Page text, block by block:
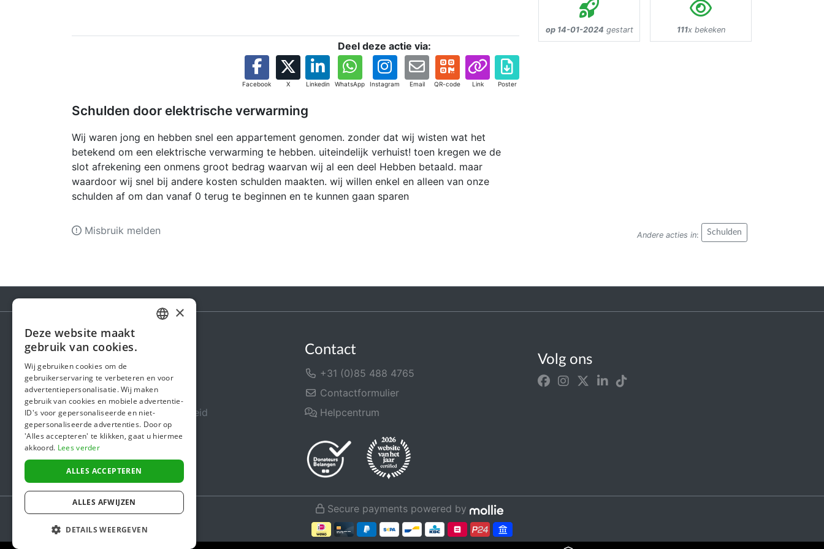
Deel deze actie via:
Facebook X Linkedin WhatsApp Instagram Email QR-code Link Poster
Schulden door elektrische verwarming
Wij waren jong en hebben snel een appartement genomen. zonder dat wij wisten wat het
betekend om een elektrische verwarming te hebben. uiteindelijk verhuist! toen kregen we de
slot afrekening een onmens groot bedrag waarvan wij al een deel Hebben betaald. maar
waardoor wij snel bij andere kosten schulden maakten. wij willen enkel en alleen van onze
schulden af om dan vanaf 0 terug te beginnen en te kunnen gaan sparen
op 14-01-2024 gestart 111x bekeken
Andere acties in: Schulden
Misbruik melden
Steunactie
Over ons
In de media
Veiligheid & Betrouwbaarheid
Algemene voorwaarden
Privacybeleid
Cookiebeleid
Contact
+31 (0)85 488 4765
Contactformulier
Helpcentrum
Volg ons
Secure payments powered by
ENGLISH
×
Deze website maakt
gebruik van cookies.
Wij gebruiken cookies om de
gebruikerservaring te verbeteren en voor
advertentiepersonalisatie. Wij maken
gebruik van cookies en mobiele advertentie-
ID's voor gepersonaliseerde en niet-
gepersonaliseerde advertenties. Door op
'Alles accepteren' te klikken, gaat u hiermee
akkoord. Lees verder
ALLES ACCEPTEREN
ALLES AFWIJZEN
DETAILS WEERGEVEN